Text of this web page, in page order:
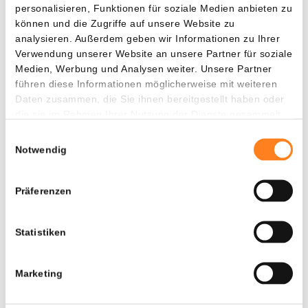
personalisieren, Funktionen für soziale Medien anbieten zu
können und die Zugriffe auf unsere Website zu
analysieren. Außerdem geben wir Informationen zu Ihrer
Verwendung unserer Website an unsere Partner für soziale
Medien, Werbung und Analysen weiter. Unsere Partner
führen diese Informationen möglicherweise mit weiteren
Daten zusammen, die Sie ihnen bereitgestellt haben oder
Notwendig
Präferenzen
Statistiken
Marketing
Schon deine 15 XRP als Willkommensbonus
beansprucht?
Bitvavo in Zusammenarbeit mit Newsbit bietet dir aktuell
15 XRP als Geschenk. Die Aktion ist nur für kurze Zeit
gültig.
Eröffne ein Konto und zahle mindestens 30€ ein, um den
Bonus zu erhalten.
👉 Konto eröffnen und 15 XRP gratis erhalten
Über 1,5 Millionen Nutzer vertrauen bereits auf Bitvavo.
Achtung:Kryptowährungen sind mit Risiken verbunden. Du